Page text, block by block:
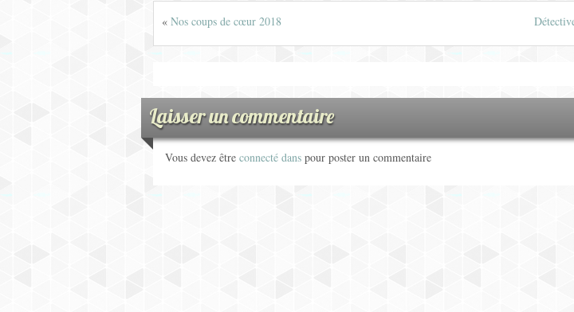
« Nos coups de cœur 2018
Laisser un commentaire
Vous devez être connecté dans pour poster un commentaire